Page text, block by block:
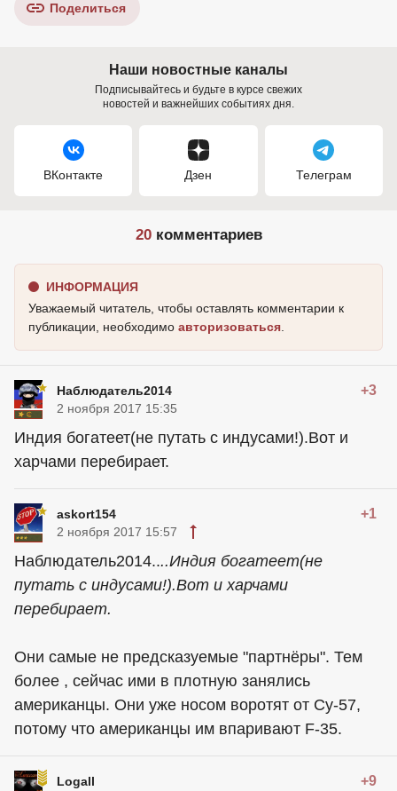
Поделиться
Наши новостные каналы
Подписывайтесь и будьте в курсе свежих
новостей и важнейших событиях дня.
ВКонтакте Дзен Телеграм
20комментариев
ИНФОРМАЦИЯ
Уважаемый читатель, чтобы оставлять комментарии к
публикации, необходимо авторизоваться
Наблюдатель2014 +3
2 ноября 2017 15:35
Индия богатеет(не путать с индусами!).Вот и
харчами перебирает.
askort154 +1
2 ноября 2017 15:57
Наблюдатель2014....Индия богатеет(не
путать с индусами!).Вот и харчами
перебирает.
Они самые не предсказуемые "партнёры". Тем
более , сейчас ими в плотную занялись
американцы. Они уже носом воротят от Су-57,
потому что американцы им впаривают F-35.
Logall +9